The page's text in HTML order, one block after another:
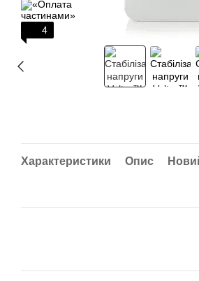
4
Характеристики Опис